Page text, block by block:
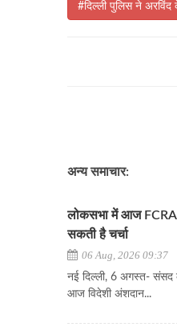
#दिल्ली पुलिस ने
अन्य समाचार:
लोकसभा में आज FCRA
सकती है चर्चा
06 Aug, 2026 09:37
नई दिल्ली, 6 अगस्त- संसद
आज विदेशी अंशदान...